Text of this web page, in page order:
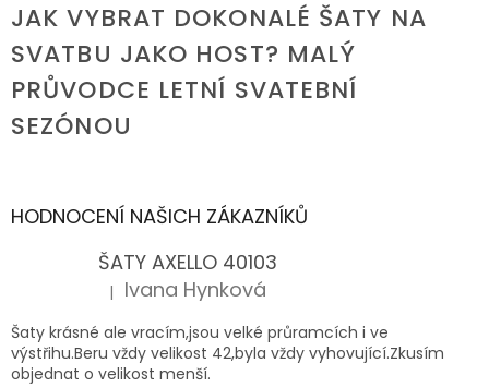
JAK VYBRAT DOKONALÉ ŠATY NA
SVATBU JAKO HOST? MALÝ
PRŮVODCE LETNÍ SVATEBNÍ
SEZÓNOU
HODNOCENÍ NAŠICH ZÁKAZNÍKŮ
ŠATY AXELLO 40103
Hodnocení produktu je 5 z 5 hvězdiček.
| Ivana Hynková
Šaty krásné ale vracím,jsou velké průramcích i ve
výstřihu.Beru vždy velikost 42,byla vždy vyhovující.Zkusím
objednat o velikost menší.